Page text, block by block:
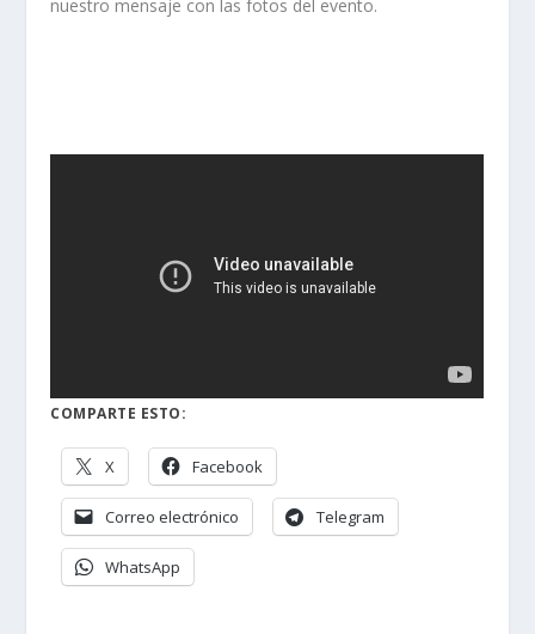
nuestro mensaje con las fotos del evento.
COMPARTE ESTO:
X Facebook
Correo electrónico Telegram
WhatsApp